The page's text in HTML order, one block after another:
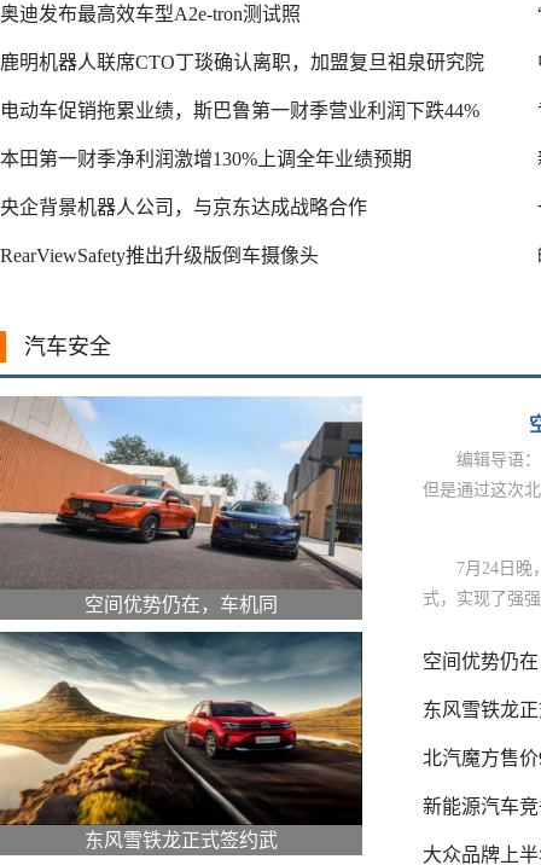
奥迪发布最高效车型A2e-tron测试照
鹿明机器人联席CTO丁琰确认离职，加盟复旦祖泉研究院
电动车促销拖累业绩，斯巴鲁第一财季营业利润下跌44%
本田第一财季净利润激增130%上调全年业绩预期
央企背景机器人公司，与京东达成战略合作
RearViewSafety推出升级版倒车摄像头
汽车安全
空间优势仍在，车机同
东风雪铁龙正式签约武
编辑导语
但是通过这次
7月24日晚
式，实现了强
空间优势仍
东风雪铁龙
北汽魔方售
新能源汽车
大众品牌上